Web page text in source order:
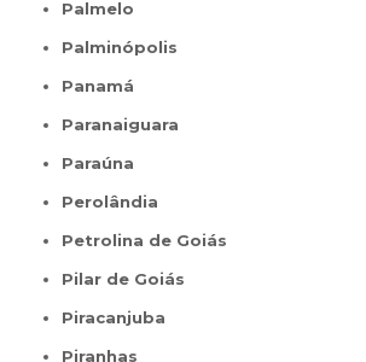
Palmelo
Palminópolis
Panamá
Paranaiguara
Paraúna
Perolândia
Petrolina de Goiás
Pilar de Goiás
Piracanjuba
Piranhas